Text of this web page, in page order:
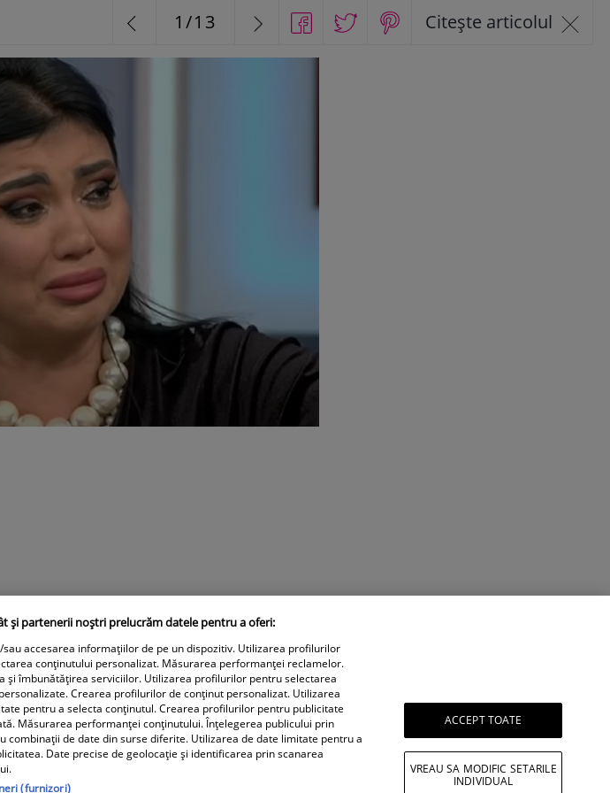
Citește articolul
1 /13
și partenerii noștri prelucrăm datele pentru a oferi:
sau accesarea informațiilor de pe un dispozitiv. Utilizarea profilurilor
conținutului personalizat. Măsurarea performanței reclamelor.
și îmbunătățirea serviciilor. Utilizarea profilurilor pentru selectarea
Crearea profilurilor de conținut personalizat. Utilizarea
pentru a selecta conținutul. Crearea profilurilor pentru publicitate
Măsurarea performanței conținutului. Înțelegerea publicului prin
combinații de date din surse diferite. Utilizarea de date limitate pentru a
Date precise de geolocație și identificarea prin scanarea
(furnizori)
ACCEPT TOATE
VREAU SA MODIFIC SETARILE
INDIVIDUAL